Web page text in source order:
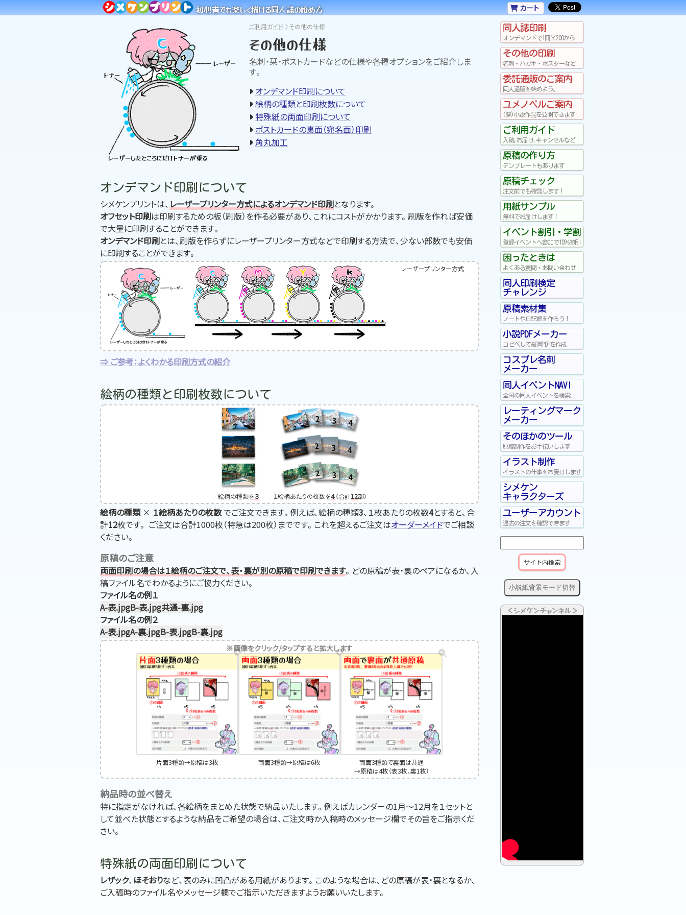
初心者でも楽しく描ける同人誌の始め方 カート
ご利用ガイド その他の仕様
その他の仕様
名刺・栞・ポストカードなどの仕様や各種オプションをご紹介しま
す。
オンデマンド印刷について
絵柄の種類と印刷枚数について
特殊紙の両面印刷について
ポストカードの裏面（宛名面）印刷
角丸加工
オンデマンド印刷について
シメケンプリントは、 レーザープリンター方式によるオンデマンド印刷となります。
オフセット印刷は印刷するための板（刷版）を作る必要があり、これにコストがかかります。刷版を作れば安価
で大量に印刷することができます。
オンデマンド印刷とは、刷版を作らずにレーザープリンター方式などで印刷する方法で、少ない部数でも安価
に印刷することができます。
レーザープリンター方式
ご参考：よくわかる印刷方式の紹介
絵柄の種類と印刷枚数について
絵柄の種類を３ １絵柄あたりの枚数を４（合計12部）
絵柄の種類× １絵柄あたりの枚数でご注文できます。例えば、絵柄の種類3、１枚あたりの枚数4とすると、合
計12枚です。 ご注文は合計1000枚（特急は200枚）までです。これを超えるご注文はオーダーメイドでご相談
ください。
原稿のご注意
両面印刷の場合は１絵柄のご注文で、表・裏が別の原稿で印刷できます。どの原稿が表・裏のペアになるか、入
稿ファイル名でわかるようにご協力ください。
ファイル名の例１
A-表.jpgB-表.jpg共通-裏.jpg
ファイル名の例２
A-表.jpgA-裏.jpgB-表.jpgB-裏.jpg
※画像をクリック/タップすると拡大します
片面3種類→原稿は3枚 両面3種類→原稿は6枚
両面3種類で裏面は共通
→原稿は4枚（表3枚、裏1枚）
納品時の並べ替え
特に指定がなければ、各絵柄をまとめた状態で納品いたします。例えばカレンダーの1月～12月を１セットと
して並べた状態とするような納品をご希望の場合は、ご注文時か入稿時のメッセージ欄でその旨をご指示くだ
さい。
特殊紙の両面印刷について
レザック、 ほそおりなど、表のみに凹凸がある用紙があります。このような場合は、どの原稿が表・裏となるか、
ご入稿時のファイル名やメッセージ欄でご指示いただきますようお願いいたします。
同人誌印刷
オンデマンドで1冊￥200から
その他の印刷
名刺・ハガキ・ポスターなど
委託通販のご案内
同人通販を始めよう。
ユメノベルご案内
(夢)小説作品を公開できます
ご利用ガイド
入稿,お届け,キャンセルなど
原稿の作り方
テンプレートもあります
原稿チェック
注文前でも確認します！
用紙サンプル
無料でお届けします！
イベント割引・学割
登録イベントへ参加で10％割引
困ったときは
よくある質問・お問い合わせ
同人印刷検定
チャレンジ
原稿素材集
ノートや日記帳を作ろう！
小説PDFメーカー
コピペして縦書PDFを作成
コスプレ名刺
メーカー
同人イベントNAVI
全国の同人イベントを検索
レーティングマーク
メーカー
そのほかのツール
原稿制作をお手伝いします
イラスト制作
イラストの仕事をお受けします
シメケン
キャラクターズ
ユーザーアカウント
過去の注文を確認できます
小説紙背景モード切替
＜シメケンチャンネル＞